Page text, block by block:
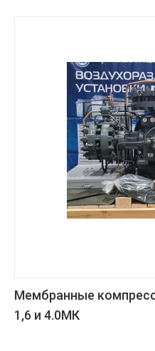
Мембранные
1,6 и 4.0МК